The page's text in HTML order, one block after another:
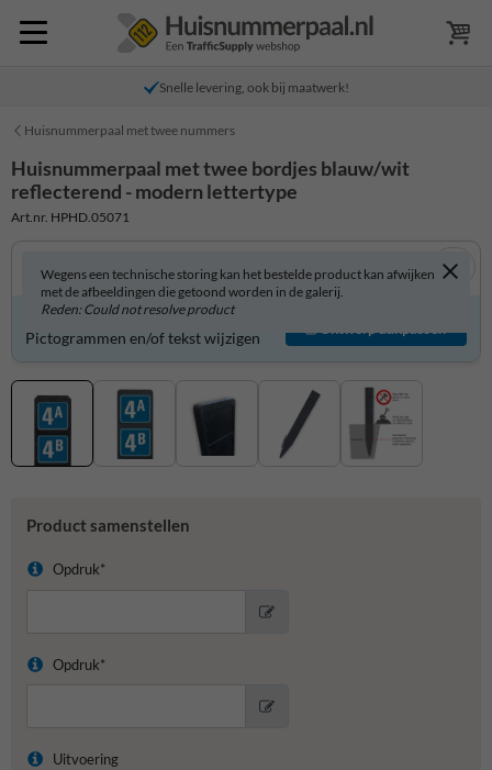
Snelle levering, ook bij maatwerk!
Huisnummerpaal met twee nummers
Huisnummerpaal met twee bordjes blauw/wit
reflecterend - modern lettertype
Art.nr. HPHD.05071
Wegens een technische storing kan het bestelde product kan afwijken
met de afbeeldingen die getoond worden in de galerij.
Reden: Could not resolve product
Product zelf aanpassen?
Pictogrammen en/of tekst wijzigen
Ontwerp aanpassen
Product samenstellen
Opdruk*
Opdruk*
Uitvoering